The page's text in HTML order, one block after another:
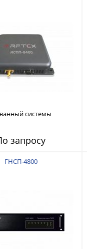
системы
помех RFТех
запросу
ГНСП-4800